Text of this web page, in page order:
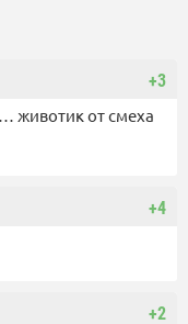
+3
животик от смеха
+4
+2